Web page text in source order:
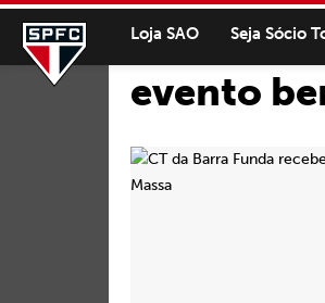
Loja SAO Seja Sócio
evento